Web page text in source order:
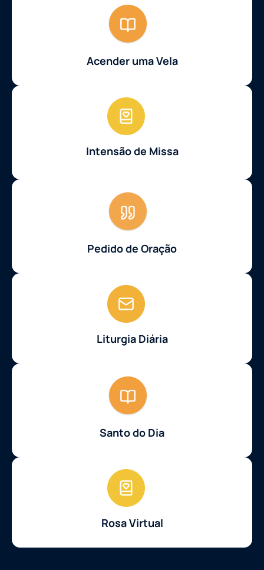
Acender uma Vela
Intensão de Missa
Pedido de Oração
Liturgia Diária
Santo do Dia
Rosa Virtual